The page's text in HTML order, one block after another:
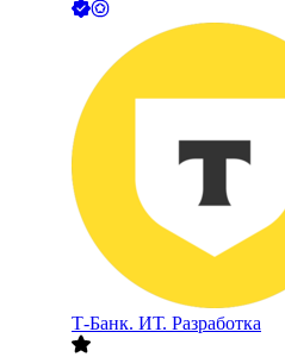
Т-Банк. ИТ. Разработка